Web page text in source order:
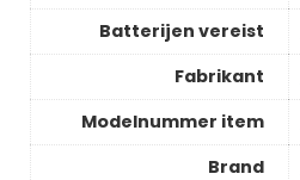
Batterijen vereist
Fabrikant
Modelnummer item
Brand